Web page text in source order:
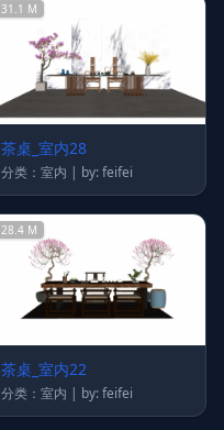
31.1 M
茶桌_室内28
分类：室内 | by: feifei
28.4 M
茶桌_室内22
分类：室内 | by: feifei